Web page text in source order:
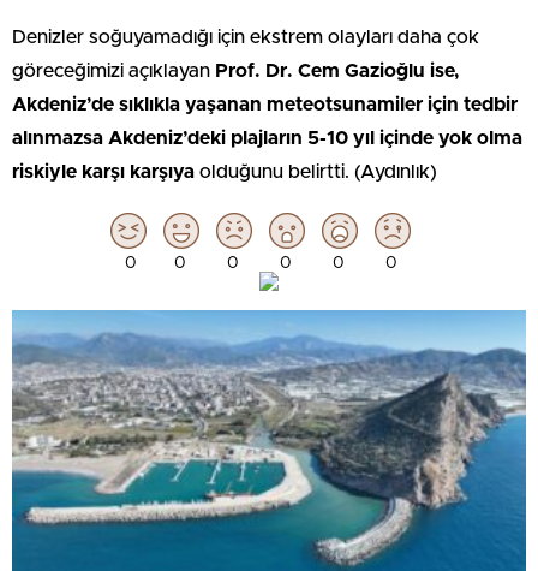
Denizler soğuyamadığı için ekstrem olayları daha çok
göreceğimizi açıklayan Prof. Dr. Cem Gazioğlu ise,
Akdeniz’de sıklıkla yaşanan meteotsunamiler için tedbir
alınmazsa Akdeniz’deki plajların 5-10 yıl içinde yok olma
riskiyle karşı karşıya olduğunu belirtti. (Aydınlık)
0 0 0 0 0 0